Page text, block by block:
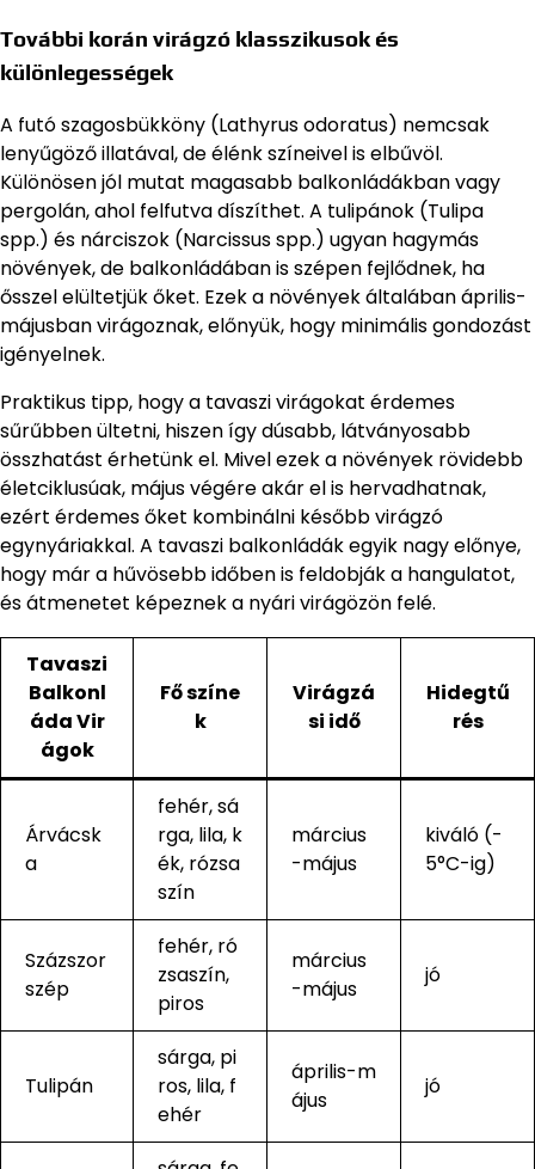
További korán virágzó klasszikusok és
különlegességek
A futó szagosbükköny (Lathyrus odoratus) nemcsak
lenyűgöző illatával, de élénk színeivel is elbűvöl.
Különösen jól mutat magasabb balkonládákban vagy
pergolán, ahol felfutva díszíthet. A tulipánok (Tulipa
spp.) és nárciszok (Narcissus spp.) ugyan hagymás
növények, de balkonládában is szépen fejlődnek, ha
ősszel elültetjük őket. Ezek a növények általában április-
májusban virágoznak, előnyük, hogy minimális gondozást
igényelnek.
Praktikus tipp, hogy a tavaszi virágokat érdemes
sűrűbben ültetni, hiszen így dúsabb, látványosabb
összhatást érhetünk el. Mivel ezek a növények rövidebb
életciklusúak, május végére akár el is hervadhatnak,
ezért érdemes őket kombinálni később virágzó
egynyáriakkal. A tavaszi balkonládák egyik nagy előnye,
hogy már a hűvösebb időben is feldobják a hangulatot,
és átmenetet képeznek a nyári virágözön felé.
Tavaszi
Balkonl
áda Vir
ágok
Fő színe
k
Virágzá
si idő
Hidegtű
rés
Árvácsk
a
fehér, sá
rga, lila, k
ék, rózsa
szín
március
-május
kiváló (-
5°C-ig)
Százszor
szép
fehér, ró
zsaszín,
piros
március
-május
jó
Tulipán
sárga, pi
ros, lila, f
ehér
április-m
ájus
jó